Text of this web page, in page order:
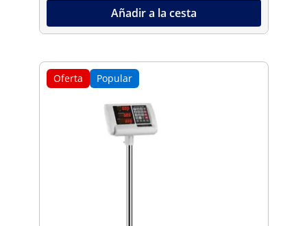
Añadir a la cesta
Oferta Popular